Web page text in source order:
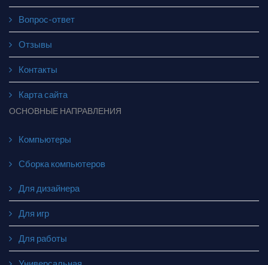
Вопрос-ответ
Отзывы
Контакты
Карта сайта
ОСНОВНЫЕ НАПРАВЛЕНИЯ
Компьютеры
Сборка компьютеров
Для дизайнера
Для игр
Для работы